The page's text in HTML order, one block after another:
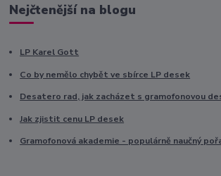
Nejčtenější na blogu
LP Karel Gott
Co by nemělo chybět ve sbírce LP desek
Desatero rad, jak zacházet s gramofonovou
Jak zjistit cenu LP desek
Gramofonová akademie - populárně naučný